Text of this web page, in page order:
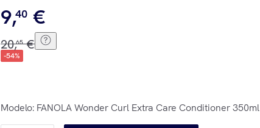
9,40 €
20,65 €
-54%
Modelo: FANOLA Wonder Curl Extra Care Conditioner 350ml